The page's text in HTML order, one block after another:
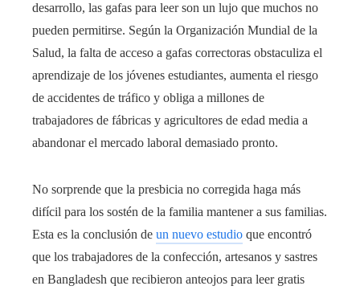
desarrollo, las gafas para leer son un lujo que muchos no
pueden permitirse. Según la Organización Mundial de la
Salud, la falta de acceso a gafas correctoras obstaculiza el
aprendizaje de los jóvenes estudiantes, aumenta el riesgo
de accidentes de tráfico y obliga a millones de
trabajadores de fábricas y agricultores de edad media a
abandonar el mercado laboral demasiado pronto.
No sorprende que la presbicia no corregida haga más
difícil para los sostén de la familia mantener a sus familias.
Esta es la conclusión de un nuevo estudio que encontró
que los trabajadores de la confección, artesanos y sastres
en Bangladesh que recibieron anteojos para leer gratis